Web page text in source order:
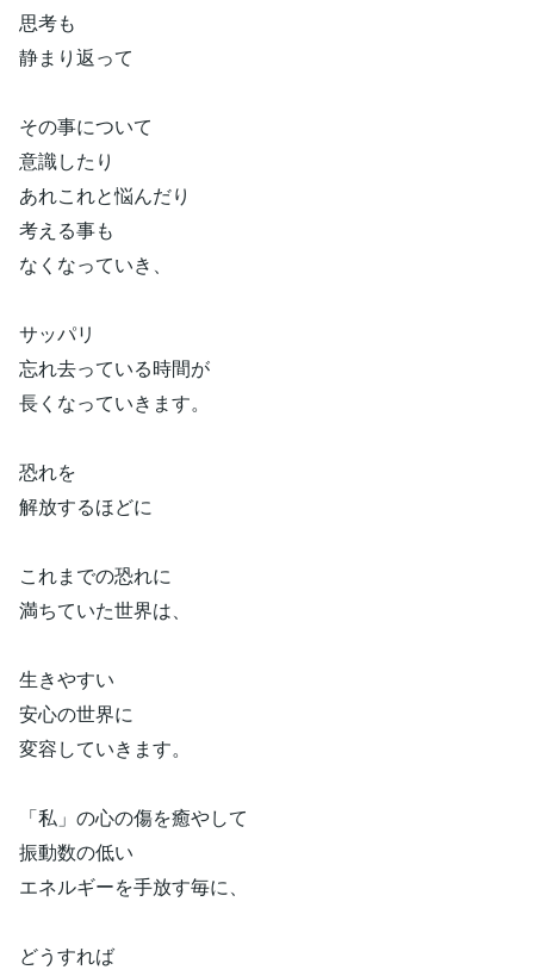
思考も
静まり返って
その事について
意識したり
あれこれと悩んだり
考える事も
なくなっていき、
サッパリ
忘れ去っている時間が
長くなっていきます。
恐れを
解放するほどに
これまでの恐れに
満ちていた世界は、
生きやすい
安心の世界に
変容していきます。
「私」の心の傷を癒やして
振動数の低い
エネルギーを手放す毎に、
どうすれば